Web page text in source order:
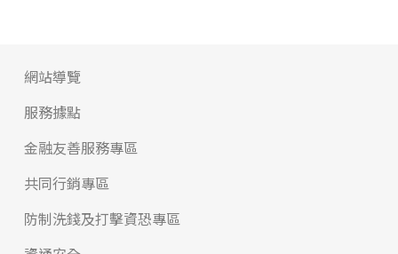
網站導覽
服務據點
金融友善服務專區
共同行銷專區
防制洗錢及打擊資恐專區